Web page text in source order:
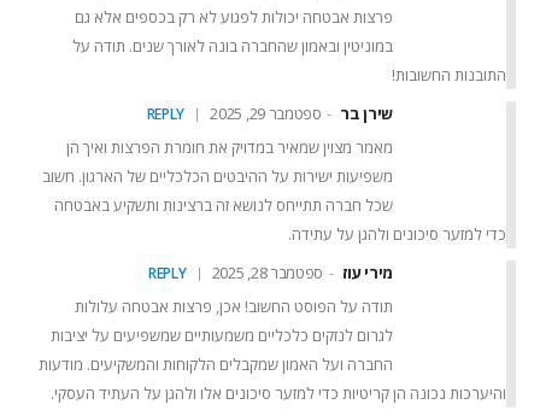
פרצות אבטחה יכולות לפגוע לא רק בכספים אלא גם
במוניטין ובאמון שהחברה בונה לאורך שנים. תודה על
התובנות החשובות!
שירן בר
ספטמבר 29, 2025 REPLY
מאמר מצוין שמאיר במדויק את חומרת הפרצות ואיך הן
משפיעות ישירות על ההיבטים הכלכליים של הארגון. חשוב
שכל חברה תתייחס לנושא זה ברצינות ותשקיע באבטחה
כדי למזער סיכונים ולהגן על עתידה.
מירי עוז
ספטמבר 28, 2025 REPLY
תודה על הפוסט החשוב! אכן, פרצות אבטחה עלולות
לגרום לנזקים כלכליים משמעותיים שמשפיעים על יציבות
החברה ועל האמון שמקבלים הלקוחות והמשקיעים. מודעות
והיערכות נכונה הן קריטיות כדי למזער סיכונים אלו ולהגן על העתיד העסקי.
בואו לעבוד אצלנו
קטגוריות מומלצות
בדיקות חדירה